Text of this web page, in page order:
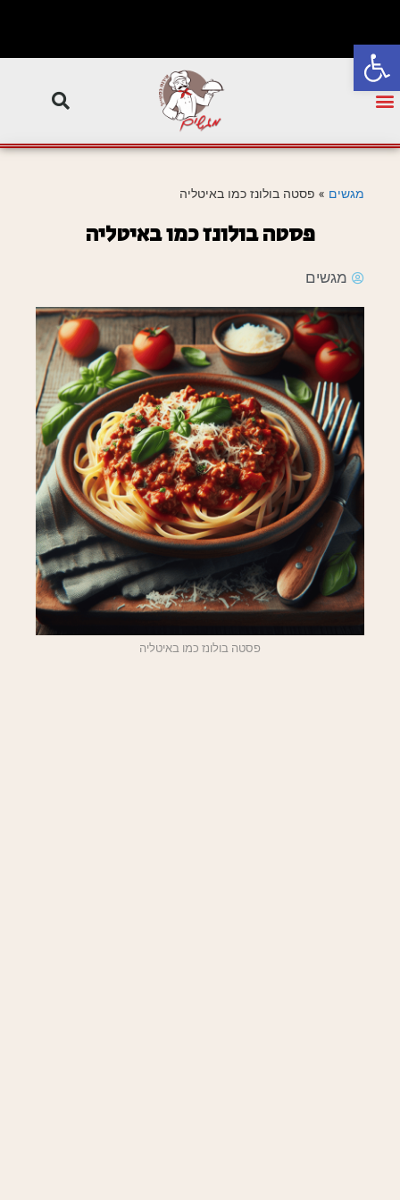
פתח סרגל נגישות
מגשים » פסטה בולונז כמו באיטליה
פסטה בולונז כמו באיטליה
מגשים
פסטה בולונז כמו באיטליה